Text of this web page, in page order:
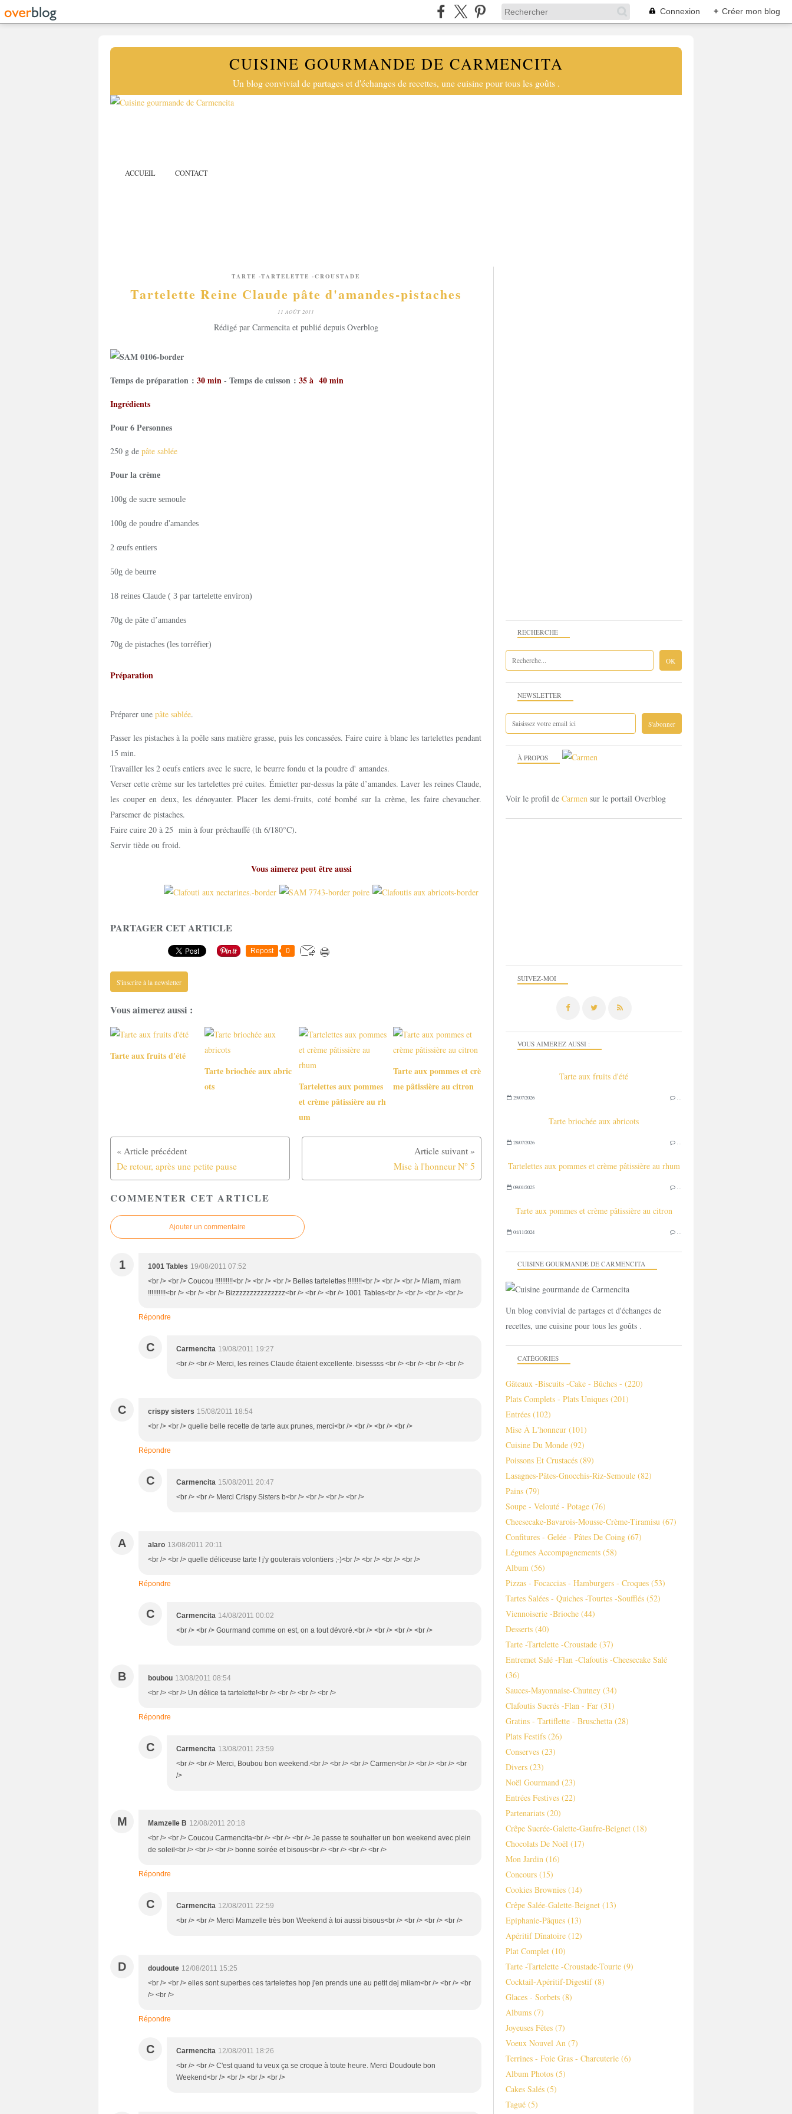
Connexion + Créer mon blog
CUISINE GOURMANDE DE CARMENCITA
Un blog convivial de partages et d'échanges de recettes, une cuisine pour tous les goûts .
ACCUEIL CONTACT
TARTE -TARTELETTE -CROUSTADE
Tartelette Reine Claude pâte d'amandes-pistaches
11 AOÛT 2011
Rédigé par Carmencita et publié depuis Overblog
Temps de préparation : 30 min- Temps de cuisson : 35 à 40 min
Ingrédients
Pour 6Personnes
250 g de pâte sablée
Pour la crème
100g de sucre semoule
100g de poudre d'amandes
2 œufs entiers
50g de beurre
18 reines Claude ( 3 par tartelette environ)
70g de pâte d’amandes
70g de pistaches (les torréfier)
Préparation
Préparer une pâte sablée.
Passer les pistaches à la poêle sans matière grasse, puis les concassées. Faire cuire à blanc les tartelettes pendant
15 min.
Travailler les 2 oeufs entiers avec le sucre, le beurre fondu et la poudre d' amandes.
Verser cette crème sur les tartelettes pré cuites. Émietter par-dessus la pâte d’amandes. Laver les reines Claude,
les couper en deux, les dénoyauter. Placer les demi-fruits, coté bombé sur la crème, les faire chevaucher.
Parsemer de pistaches.
Faire cuire 20 à 25 min à four préchauffé (th 6/180°C).
Servir tiède ou froid.
Vous aimerez peut être aussi
PARTAGER CET ARTICLE
Repost 0
S'inscrire à la newsletter
Vous aimerez aussi :
Tarte aux fruits d'été
Tarte briochée aux abric
ots
Tartelettes aux pommes
et crème pâtissière au rh
um
Tarte aux pommes et crè
me pâtissière au citron
De retour, après une petite pause Mise à l'honneur N° 5
COMMENTER CET ARTICLE
Ajouter un commentaire
1 1001 Tables 19/08/2011 07:52
<br /> <br /> Coucou !!!!!!!!!!<br /> <br /> <br /> Belles tartelettes !!!!!!!!<br /> <br /> <br /> Miam, miam
!!!!!!!!!!<br /> <br /> <br /> Bizzzzzzzzzzzzzzz<br /> <br /> <br /> 1001 Tables<br /> <br /> <br /> <br />
Répondre
C Carmencita 19/08/2011 19:27
<br /> <br /> Merci, les reines Claude étaient excellente. bisessss <br /> <br /> <br /> <br />
C crispy sisters 15/08/2011 18:54
<br /> <br /> quelle belle recette de tarte aux prunes, merci<br /> <br /> <br /> <br />
Répondre
C Carmencita 15/08/2011 20:47
<br /> <br /> Merci Crispy Sisters b<br /> <br /> <br /> <br />
A alaro 13/08/2011 20:11
<br /> <br /> quelle déliceuse tarte ! j'y gouterais volontiers ;-)<br /> <br /> <br /> <br />
Répondre
C Carmencita 14/08/2011 00:02
<br /> <br /> Gourmand comme on est, on a tout dévoré.<br /> <br /> <br /> <br />
B boubou 13/08/2011 08:54
<br /> <br /> Un délice ta tartelette!<br /> <br /> <br /> <br />
Répondre
C Carmencita 13/08/2011 23:59
<br /> <br /> Merci, Boubou bon weekend.<br /> <br /> <br /> Carmen<br /> <br /> <br /> <br
/>
M Mamzelle B 12/08/2011 20:18
<br /> <br /> Coucou Carmencita<br /> <br /> <br /> Je passe te souhaiter un bon weekend avec plein
de soleil<br /> <br /> <br /> bonne soirée et bisous<br /> <br /> <br /> <br />
Répondre
C Carmencita 12/08/2011 22:59
<br /> <br /> Merci Mamzelle très bon Weekend à toi aussi bisous<br /> <br /> <br /> <br />
D doudoute 12/08/2011 15:25
<br /> <br /> elles sont superbes ces tartelettes hop j'en prends une au petit dej miiam<br /> <br /> <br
/> <br />
Répondre
C Carmencita 12/08/2011 18:26
<br /> <br /> C'est quand tu veux ça se croque à toute heure. Merci Doudoute bon
Weekend<br /> <br /> <br /> <br />
NEWSLETTER
SUIVEZ-MOI
RECHERCHE
CUISINE GOURMANDE DE CARMENCITA
Un blog convivial de partages et d'échanges de
recettes, une cuisine pour tous les goûts .
À PROPOS
Voir le profil de Carmen sur le portail Overblog
VOUS AIMEREZ AUSSI :
Tarte aux fruits d'été
29/07/2026
Tarte briochée aux abricots
28/07/2026
Tartelettes aux pommes et crème pâtissière au rhum
09/01/2025
Tarte aux pommes et crème pâtissière au citron
04/11/2024
CATÉGORIES
Gâteaux -biscuits -cake - Bûches - (220)
Plats Complets - Plats Uniques (201)
Entrées (102)
Mise À L'honneur (101)
Cuisine Du Monde (92)
Poissons Et Crustacés (89)
Lasagnes-Pâtes-Gnocchis-Riz-Semoule (82)
Pains (79)
Soupe - Velouté - Potage (76)
Cheesecake-Bavarois-Mousse-Crème-Tiramisu (67)
Confitures - Gelée - Pâtes De Coing (67)
Légumes Accompagnements (58)
Album (56)
Pizzas - Focaccias - Hamburgers - Croques (53)
Tartes Salées - Quiches -tourtes -soufflés (52)
Viennoiserie -brioche (44)
Desserts (40)
Tarte -tartelette -croustade (37)
Entremet Salé -flan -clafoutis -cheesecake Salé
(36)
Sauces-Mayonnaise-Chutney (34)
Clafoutis Sucrés -flan - Far (31)
Gratins - Tartiflette - Bruschetta (28)
Plats Festifs (26)
Conserves (23)
Divers (23)
Noël Gourmand (23)
Entrées Festives (22)
Partenariats (20)
Crêpe Sucrée-Galette-Gaufre-Beignet (18)
Chocolats De Noël (17)
Mon Jardin (16)
Concours (15)
Cookies Brownies (14)
Crêpe Salée-Galette-Beignet (13)
Epiphanie-Pâques (13)
Apéritif Dînatoire (12)
Plat Complet (10)
Tarte -tartelette -croustade-Tourte (9)
Cocktail-Apéritif-Digestif(8)
Glaces - Sorbets (8)
Albums (7)
Joyeuses Fêtes (7)
Voeux Nouvel An (7)
Terrines - Foie Gras - Charcuterie (6)
Album Photos (5)
Cakes Salés (5)
Tagué (5)